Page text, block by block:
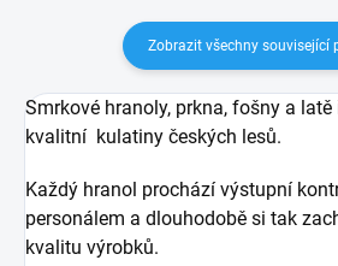
Zobrazit všechny související
Smrkové hranoly, prkna, fošny a latě
kvalitní kulatiny českých lesů.
Každý hranol prochází výstupní
personálem a dlouhodobě si tak
kvalitu výrobků.